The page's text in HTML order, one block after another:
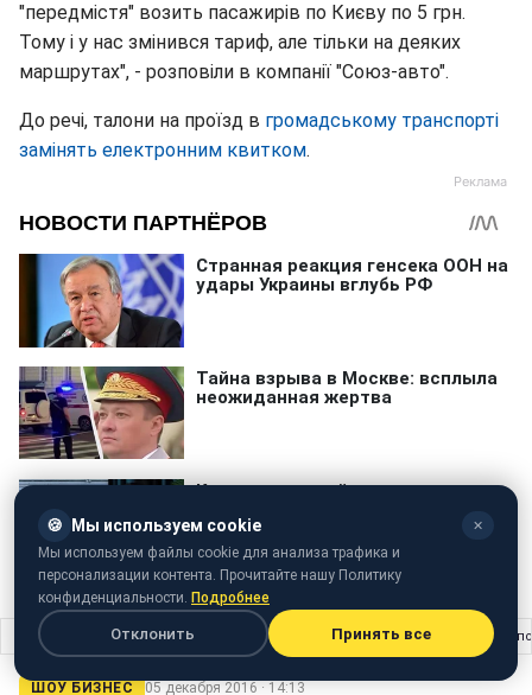
"передмістя" возить пасажирів по Києву по 5 грн.
Тому і у нас змінився тариф, але тільки на деяких
маршрутах", - розповіли в компанії "Союз-авто".
До речі, талони на проїзд в громадському транспорті
замінять електронним квитком.
Главная Шоу бизнес › Kiev forever: літні "київські амазонки" заряджають
ШОУ БИЗНЕС 05 декабря 2016 · 14:13
🍪 Мы используем cookie ✕
Мы используем файлы cookie для анализа трафика и
персонализации контента. Прочитайте нашу Политику
конфиденциальности. Подробнее
Отклонить Принять все